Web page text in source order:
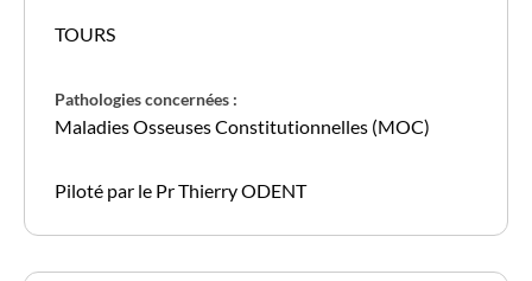
TOURS
Pathologies concernées :
Maladies Osseuses Constitutionnelles (MOC)
Piloté par le Pr Thierry ODENT